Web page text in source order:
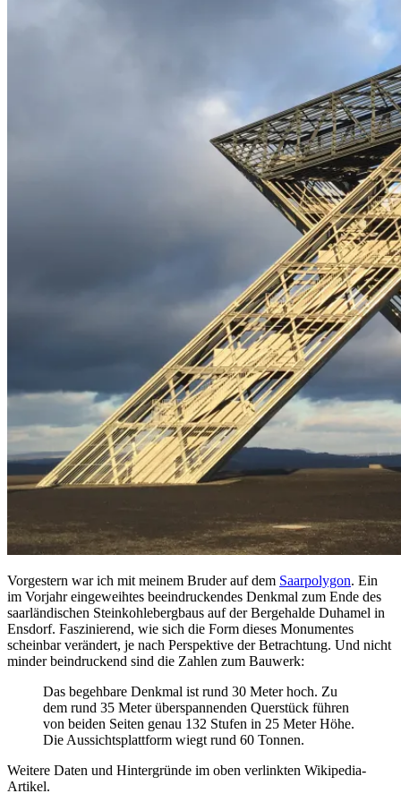
Vorgestern war ich mit meinem Bruder auf dem Saarpolygon. Ein
im Vorjahr eingeweihtes beeindruckendes Denkmal zum Ende des
saarländischen Steinkohlebergbaus auf der Bergehalde Duhamel in
Ensdorf. Faszinierend, wie sich die Form dieses Monumentes
scheinbar verändert, je nach Perspektive der Betrachtung. Und nicht
minder beindruckend sind die Zahlen zum Bauwerk:
Das begehbare Denkmal ist rund 30 Meter hoch. Zu
dem rund 35 Meter überspannenden Querstück führen
von beiden Seiten genau 132 Stufen in 25 Meter Höhe.
Die Aussichtsplattform wiegt rund 60 Tonnen.
Weitere Daten und Hintergründe im oben verlinkten Wikipedia-
Artikel.